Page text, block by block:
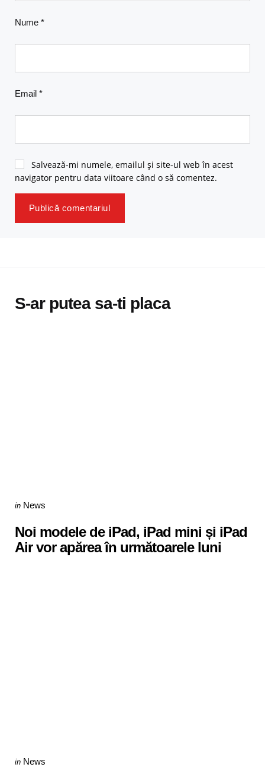
Nume *
Email *
Salvează-mi numele, emailul și site-ul web în acest
navigator pentru data viitoare când o să comentez.
S-ar putea sa-ti placa
Categories
Posted
in News
Noi modele de iPad, iPad mini și iPad
Air vor apărea în următoarele luni
Categories
Posted
in News